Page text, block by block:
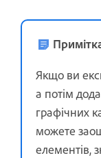
Якщо ви
а потім
графічних
можете
елементів,